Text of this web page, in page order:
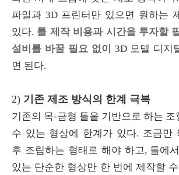
파일과 3D 프린터만 있으면 원하는
있다. 틀 제작 비용과 시간을 투자할
설비를 바꿀 필요 없이
3D 모델 디지
면 된다.
2) 기존 제조 방식의 한계 극복
기존의 목-금형 틀을 기반으로 하는
수 있는 형상에 한계가 있다. 조금만
후 조립하는 형태로 해야 하고, 틀에
있는 단순한 형상만 한 번에 제작할